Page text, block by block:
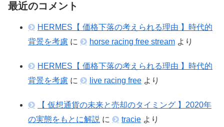
最近のコメント
HERMES【 価格下落の考えられる理由 】時代的
背景を考慮 に horse racing free stream より
HERMES【 価格下落の考えられる理由 】時代的
背景を考慮 に live racing free より
【 仮想通貨の未来と売却のタイミング 】2020年
の実態をもとに解説 に tracie より